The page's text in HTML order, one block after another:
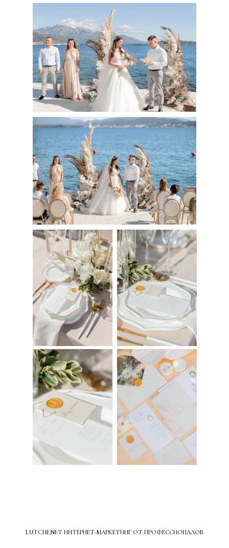
LUTCHE.NET ИНТЕРНЕТ-МАРКЕТИНГ ОТ ПРОФЕССИОНАЛОВ